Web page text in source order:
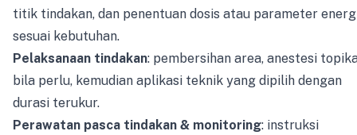
titik tindakan, dan penentuan dosis atau parameter
sesuai kebutuhan.
Pelaksanaan tindakan: pembersihan area, anestesi
bila perlu, kemudian aplikasi teknik yang dipilih dengan
durasi terukur.
Perawatan pasca tindakan & monitoring: instruksi